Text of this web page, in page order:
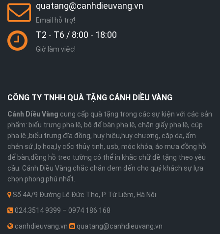
quatang@canhdieuvang.vn
Email hỗ trợ!
T2 - T6 / 8:00 - 18:00
Giờ làm việc!
CÔNG TY TNHH QUÀ TẶNG CÁNH DIỀU VÀNG
Cánh Diều Vàng cung cấp quà tặng trong các sự kiện với các sản
phẩm: biểu trưng pha lê, bộ để bàn pha lê, chặn giấy pha lê, cúp
pha lê ,biểu trưng đĩa đồng, huy hiệu,huy chương, cặp da, ấm
chén sứ ,lọ hoa,ly cốc thủy tinh, usb, móc khóa, áo mưa đồng hồ
để bàn,đồng hồ treo tường có thể in khắc chữ đề tặng theo yêu
cầu. Cánh Diều Vàng chắc chắn đem đến cho quý khách sự lựa
chọn phong phú nhất.
Số 4A/9 Đường Lê Đức Thọ, P. Từ Liêm, Hà Nội
024.3514 9399 – 0974 186 168
canhdieuvang.vn
quatang@canhdieuvang.vn